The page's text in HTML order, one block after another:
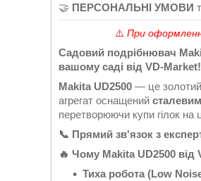
🤝 ПЕРСОНАЛЬНІ УМОВИ
⚠️ При
Садовий подрібнювач
вашому саді від VD-Market!
Makita UD2500 — це золотий
агрегат оснащений
перетворюючи купи гілок на
📞 Прямий зв'язок з
🔥 Чому Makita UD2500 від
Тиха робота (Low